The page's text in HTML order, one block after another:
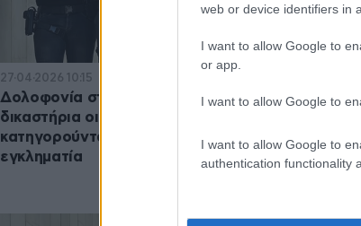
web or device identifiers in
I want to allow Google to
or app.
I want to allow Google to
I want to allow Google to
authentication functionality
27·04·2026 10:15
Δολοφονία στον Άγιο Δημήτριο: Στα
δικαστήρια οι συλληφθέντες που
κατηγορούνται για υπόθαλψη
εγκληματία